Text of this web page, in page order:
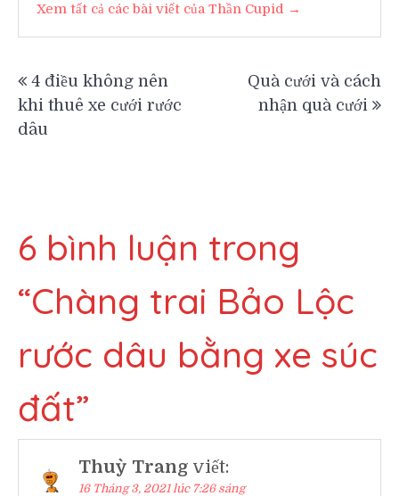
Xem tất cả các bài viết của Thần Cupid →
Điều
hướng
viết
4 điều không nên
khi thuê xe cưới rước
dâu
Quà cưới và cách
nhận quà cưới
6 bình luận trong
“Chàng trai Bảo Lộc
rước dâu bằng xe súc
đất”
Thuỳ Trang viết:
16 Tháng 3, 2021 lúc 7:26 sáng